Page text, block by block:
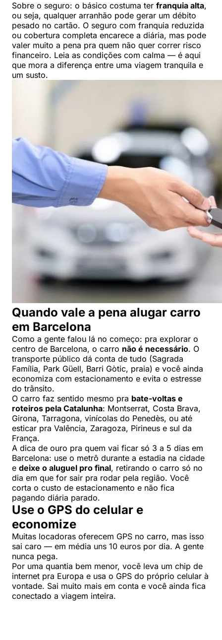
Sobre o seguro: o básico costuma ter franquia alta,
ou seja, qualquer arranhão pode gerar um débito
pesado no cartão. O seguro com franquia reduzida
ou cobertura completa encarece a diária, mas pode
valer muito a pena pra quem não quer correr risco
financeiro. Leia as condições com calma — é aqui
que mora a diferença entre uma viagem tranquila e
um susto.
Quando vale a pena alugar carro
em Barcelona
Como a gente falou lá no começo: pra explorar o
centro de Barcelona, o carro não é necessário. O
transporte público dá conta de tudo (Sagrada
Família, Park Güell, Barri Gòtic, praia) e você ainda
economiza com estacionamento e evita o estresse
do trânsito.
O carro faz sentido mesmo pra bate-voltas e
roteiros pela Catalunha: Montserrat, Costa Brava,
Girona, Tarragona, vinícolas do Penedès, ou até
esticar pra Valência, Zaragoza, Pirineus e sul da
França.
A dica de ouro pra quem vai ficar só 3 a 5 dias em
Barcelona: use o metrô durante a estadia na cidade
e deixe o aluguel pro final, retirando o carro só no
dia em que for sair pra rodar pela região. Você
corta o custo de estacionamento e não fica
pagando diária parado.
Use o GPS do celular e
economize
Muitas locadoras oferecem GPS no carro, mas isso
sai caro — em média uns 10 euros por dia. A gente
nunca pega.
Por uma quantia bem menor, você leva um chip de
internet pra Europa e usa o GPS do próprio celular à
vontade. Sai muito mais em conta e você ainda fica
conectado a viagem inteira.